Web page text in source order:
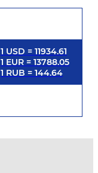
1 USD = 11934.61
1 EUR = 13788.05
1 RUB = 144.64